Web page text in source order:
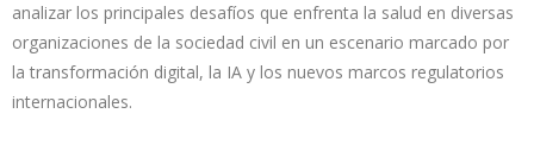
analizar los principales desafíos que enfrenta la salud en diversas
organizaciones de la sociedad civil en un escenario marcado por
la transformación digital, la IA y los nuevos marcos regulatorios
internacionales.